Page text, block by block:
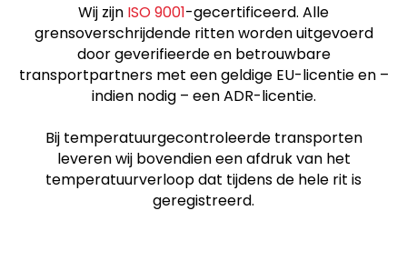
Wij zijn ISO 9001-gecertificeerd. Alle
grensoverschrijdende ritten worden uitgevoerd
door geverifieerde en betrouwbare
transportpartners met een geldige EU-licentie en –
indien nodig – een ADR-licentie.
Bij temperatuurgecontroleerde transporten
leveren wij bovendien een afdruk van het
temperatuurverloop dat tijdens de hele rit is
geregistreerd.